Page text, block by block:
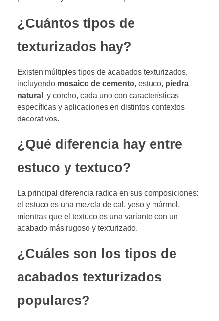
¿Cuántos tipos de
texturizados hay?
Existen múltiples tipos de acabados texturizados,
incluyendo mosaico de cemento, estuco, piedra
natural , y corcho, cada uno con características
específicas y aplicaciones en distintos contextos
decorativos.
¿Qué diferencia hay entre
estuco y textuco?
La principal diferencia radica en sus composiciones:
el estuco es una mezcla de cal, yeso y mármol,
mientras que el textuco es una variante con un
acabado más rugoso y texturizado.
¿Cuáles son los tipos de
acabados texturizados
populares?